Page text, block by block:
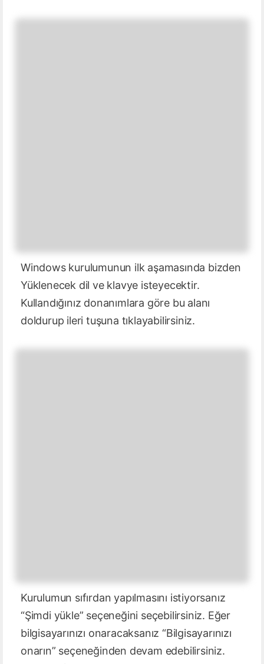
Windows kurulumunun ilk aşamasında bizden
Yüklenecek dil ve klavye isteyecektir.
Kullandığınız donanımlara göre bu alanı
doldurup ileri tuşuna tıklayabilirsiniz.
Kurulumun sıfırdan yapılmasını istiyorsanız
“Şimdi yükle” seçeneğini seçebilirsiniz. Eğer
bilgisayarınızı onaracaksanız “Bilgisayarınızı
onarın” seçeneğinden devam edebilirsiniz.